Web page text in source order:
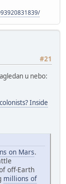
#21
u nebo:
Inside
on Mars.
off-Earth
millions of